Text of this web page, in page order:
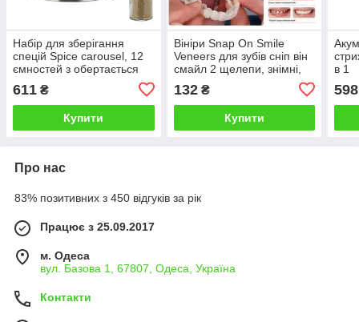
Набір для зберігання
спецій Spice carousel, 12
ємностей з обертається
611 ₴
Купити
Вініри Snap On Smile
Veneers для зубів сніп він
смайл 2 щелепи, знімні,
щелепи, голлівудська
усмішка
132₴
Купити
в 1
598
Про нас
83% позитивних з 450 відгуків за рік
Працює з 25.09.2017
м. Одеса
вул. Базова 1, 67807, Одеса, Україна
Контакти